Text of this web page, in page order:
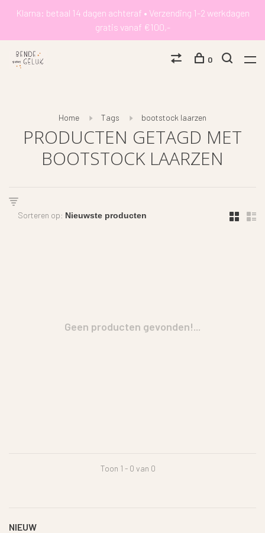
Klarna: betaal 14 dagen achteraf • Verzending 1-2 werkdagen
gratis vanaf €100,-
0
Home Tags bootstock laarzen
PRODUCTEN GETAGD MET
BOOTSTOCK LAARZEN
Sorteren op:
Geen producten gevonden!...
Toon 1 - 0 van 0
NIEUW